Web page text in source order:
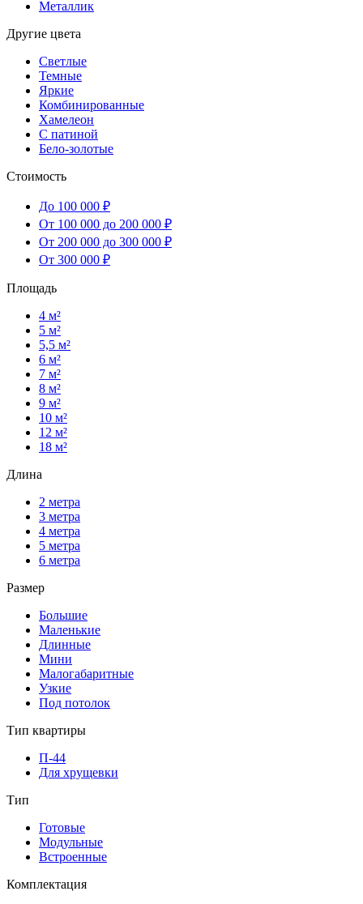
Металлик
Другие цвета
Светлые
Темные
Яркие
Комбинированные
Хамелеон
С патиной
Бело-золотые
Стоимость
До 100 000 ₽
От 100 000 до 200 000 ₽
От 200 000 до 300 000 ₽
От 300 000 ₽
Площадь
4 м²
5 м²
5,5 м²
6 м²
7 м²
8 м²
9 м²
10 м²
12 м²
18 м²
Длина
2 метра
3 метра
4 метра
5 метра
6 метра
Размер
Большие
Маленькие
Длинные
Мини
Малогабаритные
Узкие
Под потолок
Тип квартиры
П-44
Для хрущевки
Тип
Готовые
Модульные
Встроенные
Комплектация